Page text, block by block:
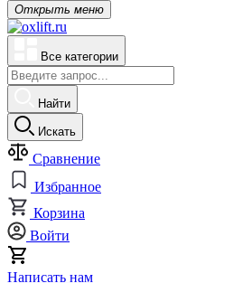
Открыть меню
Все категории
Найти
Искать
Сравнение
Избранное
Корзина
Войти
Написать нам